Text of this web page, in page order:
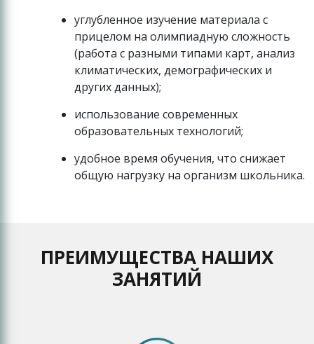
углубленное изучение материала с
прицелом на олимпиадную сложность
(работа с разными типами карт, анализ
климатических, демографических и
других данных);
использование современных
образовательных технологий;
удобное время обучения, что снижает
общую нагрузку на организм школьника.
ПРЕИМУЩЕСТВА НАШИХ
ЗАНЯТИЙ